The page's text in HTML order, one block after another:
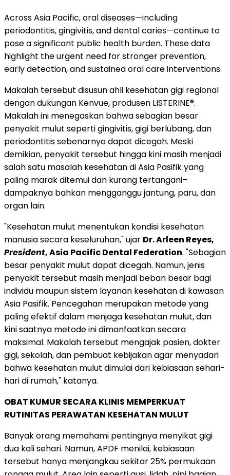
Across Asia Pacific, oral diseases—including
periodontitis, gingivitis, and dental caries—continue to
pose a significant public health burden. These data
highlight the urgent need for stronger prevention,
early detection, and sustained oral care interventions.
Makalah tersebut disusun ahli kesehatan gigi regional
dengan dukungan Kenvue, produsen LISTERINE®.
Makalah ini menegaskan bahwa sebagian besar
penyakit mulut seperti gingivitis, gigi berlubang, dan
periodontitis sebenarnya dapat dicegah. Meski
demikian, penyakit tersebut hingga kini masih menjadi
salah satu masalah kesehatan di Asia Pasifik yang
paling marak ditemui dan kurang tertangani–
dampaknya bahkan mengganggu jantung, paru, dan
organ lain.
"Kesehatan mulut menentukan kondisi kesehatan
manusia secara keseluruhan," ujar Dr. Arleen Reyes,
President, Asia Pacific Dental Federation. "Sebagian
besar penyakit mulut dapat dicegah. Namun, jenis
penyakit tersebut masih menjadi beban besar bagi
individu maupun sistem layanan kesehatan di kawasan
Asia Pasifik. Pencegahan merupakan metode yang
paling efektif dalam menjaga kesehatan mulut, dan
kini saatnya metode ini dimanfaatkan secara
maksimal. Makalah tersebut mengajak pasien, dokter
gigi, sekolah, dan pembuat kebijakan agar menyadari
bahwa kesehatan mulut dimulai dari kebiasaan sehari-
hari di rumah," katanya.
OBAT KUMUR SECARA KLINIS MEMPERKUAT
RUTINITAS PERAWATAN KESEHATAN MULUT
Banyak orang memahami pentingnya menyikat gigi
dua kali sehari. Namun, APDF menilai, kebiasaan
tersebut hanya menjangkau sekitar 25% permukaan